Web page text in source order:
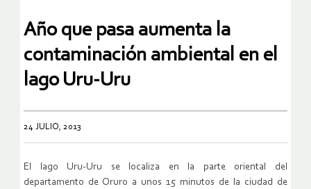
Año que pasa aumenta la
contaminación ambiental en el
lago Uru-Uru
24 JULIO, 2013
El lago Uru-Uru se localiza en la parte oriental del
departamento de Oruro a unos 15 minutos de la ciudad de